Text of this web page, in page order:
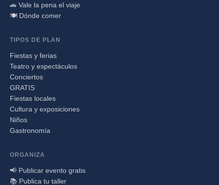
🚗 Vale la pena el viaje
🍽️ Dónde comer
TIPOS DE PLAN
Fiestas y ferias
Teatro y espectáculos
Conciertos
GRATIS
Fiestas locales
Cultura y exposiciones
Niños
Gastronomía
ORGANIZA
📢 Publicar evento gratis
📚 Publica tu taller